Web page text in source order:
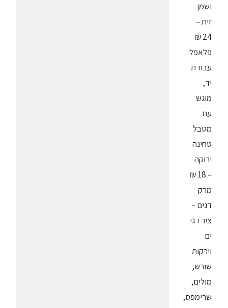
ושמן
זית –
24 ₪
פלאפל
עבודת
יד,
מוגש
עם
מטבל
טחינה
ירוקה
– 18 ₪
מרק
דגים –
ציר דגי
ים
וירקות
שורש,
מולים,
שרימפס,